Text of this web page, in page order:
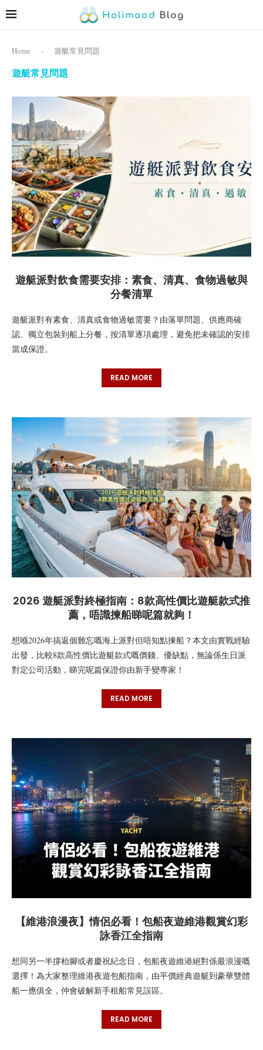
Home - 遊艇常見問題
遊艇常見問題
遊艇派對飲食需要安排：素食、清真、食物過敏與
分餐清單
遊艇派對有素食、清真或食物過敏需要？由落單問題、供應商確
認、獨立包裝到船上分餐，按清單逐項處理，避免把未確認的安排
當成保證。
READ MORE
2026 遊艇派對終極指南：8款高性價比遊艇款式推
薦，唔識揀船睇呢篇就夠！
想喺2026年搞返個難忘嘅海上派對但唔知點揀船？本文由實戰經驗
出發，比較8款高性價比遊艇款式嘅價錢、優缺點，無論係生日派
對定公司活動，睇完呢篇保證你由新手變專家！
READ MORE
【維港浪漫夜】情侶必看！包船夜遊維港觀賞幻彩
詠香江全指南
想同另一半撐枱腳或者慶祝紀念日，包船夜遊維港絕對係最浪漫嘅
選擇！為大家整理維港夜遊包船指南，由平價經典遊艇到豪華雙體
船一應俱全，仲會破解新手租船常見誤區。
READ MORE